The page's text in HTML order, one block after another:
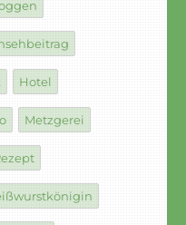
Hotel
Metzgerei